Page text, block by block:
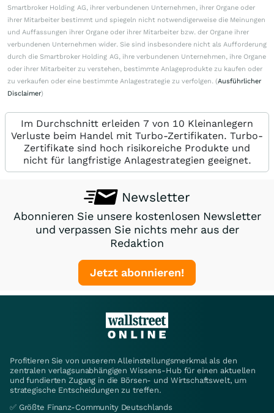
Smartbroker Holding AG, ihrer verbundenen Unternehmen, ihrer Organe oder
ihrer Mitarbeiter bestimmt und spiegeln nicht notwendigerweise die Meinungen
und Auffassungen ihrer Organe oder ihrer Mitarbeiter bzw. der Organe ihrer
verbundenen Unternehmen wider. Sie sind insbesondere nicht als Aufforderung
durch die Smartbroker Holding AG, ihre verbundenen Unternehmen, ihre Organe
oder ihrer Mitarbeiter zu verstehen, bestimmte Anlageprodukte zu kaufen oder
zu verkaufen oder eine bestimmte Anlagestrategie zu verfolgen. (Ausführlicher
Disclaimer)
Im Durchschnitt erleiden 7 von 10 Kleinanlegern
Verluste beim Handel mit Turbo-Zertifikaten. Turbo-
Zertifikate sind hoch risikoreiche Produkte und
nicht für langfristige Anlagestrategien geeignet.
Newsletter
Abonnieren Sie unsere kostenlosen Newsletter
und verpassen Sie nichts mehr aus der
Redaktion
Jetzt abonnieren!
Profitieren Sie von unserem Alleinstellungsmerkmal als den
zentralen verlagsunabhängigen Wissens-Hub für einen aktuellen
und fundierten Zugang in die Börsen- und Wirtschaftswelt, um
strategische Entscheidungen zu treffen.
✅ Größte Finanz-Community Deutschlands